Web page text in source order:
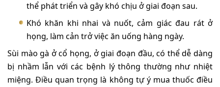
thể phát triển và gây khó chịu ở giai đoạn sau.
Khó khăn khi nhai và nuốt, cảm giác đau rát ở
họng, làm cản trở việc ăn uống hàng ngày.
Sùi mào gà ở cổ họng, ở giai đoạn đầu, có thể dễ dàng
bị nhầm lẫn với các bệnh lý thông thường như nhiệt
miệng. Điều quan trọng là không tự ý mua thuốc điều